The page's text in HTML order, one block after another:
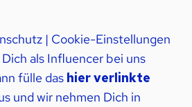
| Cookie-Einstellungen
als Influencer bei uns
fülle das hier verlinkte
und wir nehmen Dich in